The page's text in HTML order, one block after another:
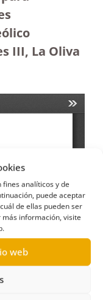
fines analíticos y de
puede aceptar
de ellas pueden ser
información, visite
web
III, La Oliva